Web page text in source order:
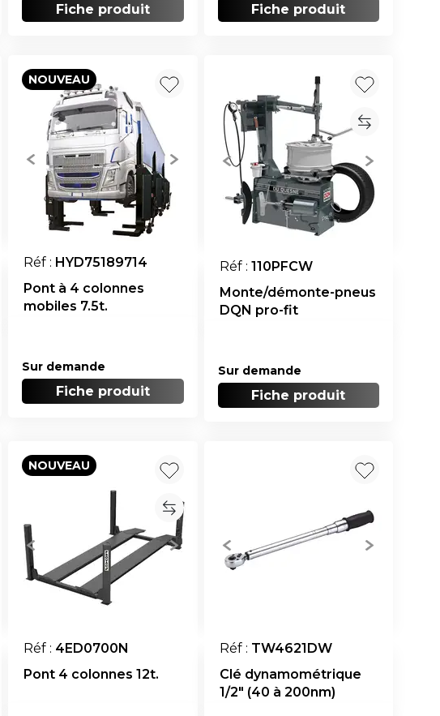
Fiche produit Fiche produit
NOUVEAU
Réf : HYD75189714
Pont à 4 colonnes
mobiles 7.5t.
Sur demande
Fiche produit
Réf : 110PFCW
Monte/démonte-pneus
DQN pro-fit
Sur demande
Fiche produit
NOUVEAU
Réf : 4ED0700N
Pont 4 colonnes 12t.
Réf : TW4621DW
Clé dynamométrique
1/2" (40 à 200nm)